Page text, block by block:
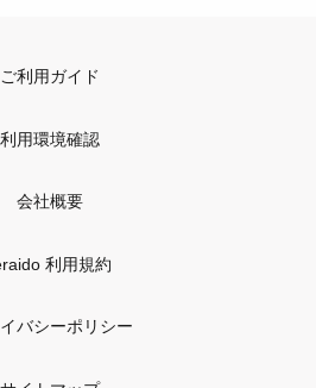
ご利用ガイド
利用環境確認
会社概要
利用規約
バシーポリシー